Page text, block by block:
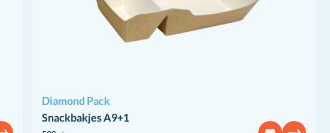
Diamond Pack
Snackbakjes A9+1